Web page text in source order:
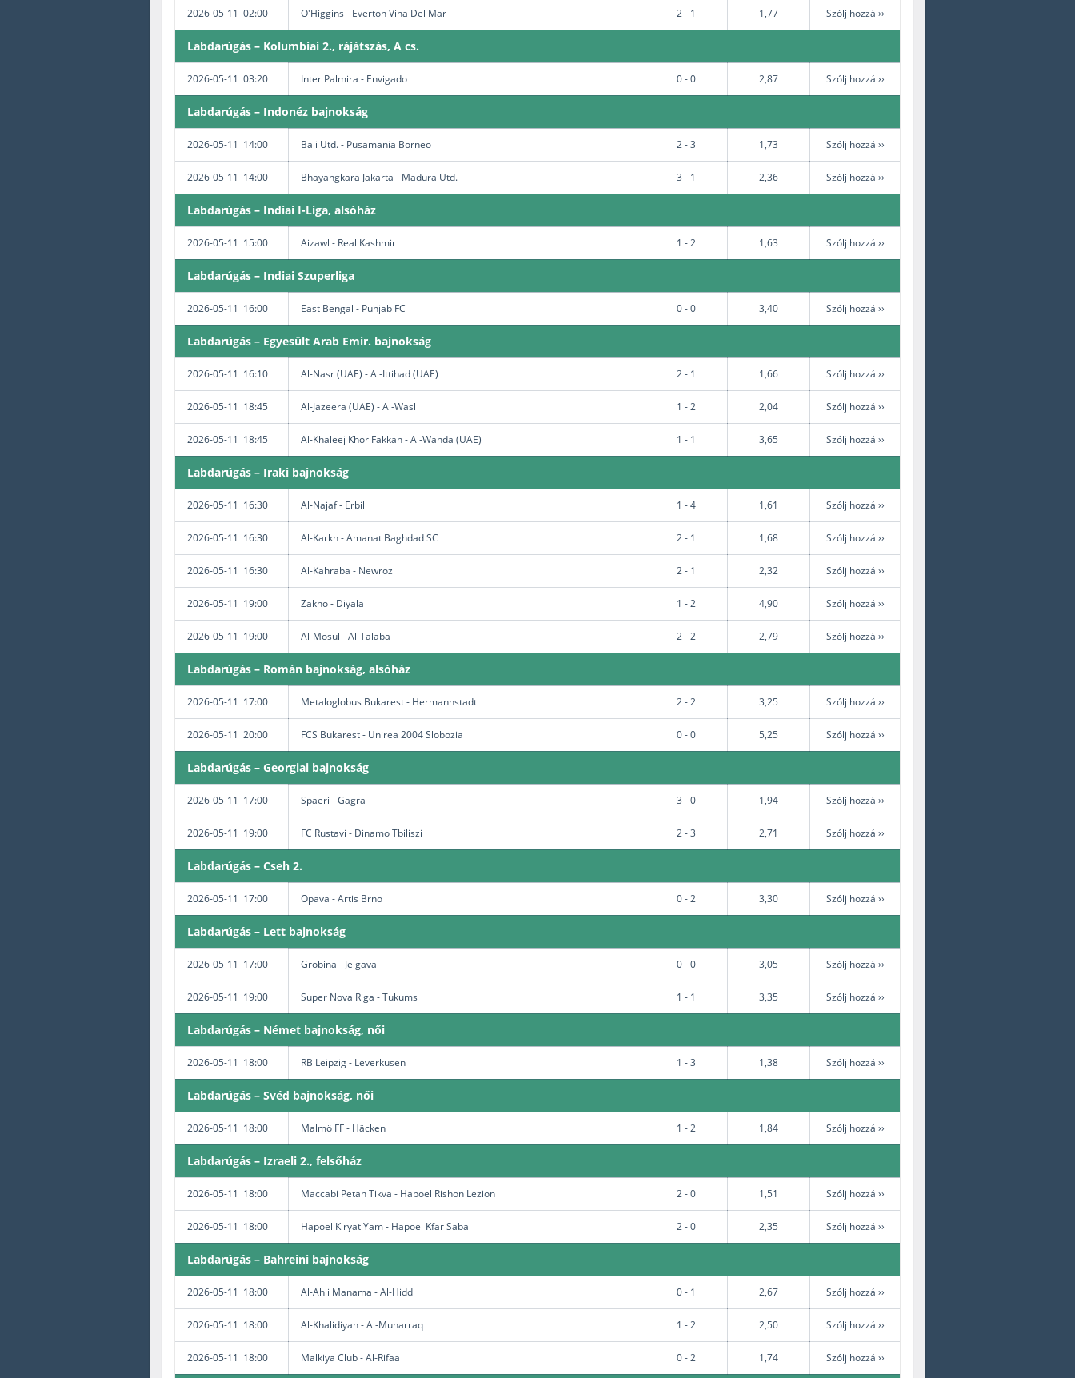
2026-05-11 02:00 O'Higgins - Everton Vina Del Mar 2 - 1 1,77 Szólj hozzá ››
Labdarúgás – Kolumbiai 2., rájátszás, A cs.
2026-05-11 03:20 Inter Palmira - Envigado 0 - 0 2,87 Szólj hozzá ››
Labdarúgás – Indonéz bajnokság
2026-05-11 14:00 Bali Utd. - Pusamania Borneo 2 - 3 1,73 Szólj hozzá ››
2026-05-11 14:00 Bhayangkara Jakarta - Madura Utd. 3 - 1 2,36 Szólj hozzá ››
Labdarúgás – Indiai I-Liga, alsóház
2026-05-11 15:00 Aizawl - Real Kashmir 1 - 2 1,63 Szólj hozzá ››
Labdarúgás – Indiai Szuperliga
2026-05-11 16:00 East Bengal - Punjab FC 0 - 0 3,40 Szólj hozzá ››
Labdarúgás – Egyesült Arab Emir. bajnokság
2026-05-11 16:10 Al-Nasr (UAE) - Al-Ittihad (UAE) 2 - 1 1,66 Szólj hozzá ››
2026-05-11 18:45 Al-Jazeera (UAE) - Al-Wasl 1 - 2 2,04 Szólj hozzá ››
2026-05-11 18:45 Al-Khaleej Khor Fakkan - Al-Wahda (UAE) 1 - 1 3,65 Szólj hozzá ››
Labdarúgás – Iraki bajnokság
2026-05-11 16:30 Al-Najaf - Erbil 1 - 4 1,61 Szólj hozzá ››
2026-05-11 16:30 Al-Karkh - Amanat Baghdad SC 2 - 1 1,68 Szólj hozzá ››
2026-05-11 16:30 Al-Kahraba - Newroz 2 - 1 2,32 Szólj hozzá ››
2026-05-11 19:00 Zakho - Diyala 1 - 2 4,90 Szólj hozzá ››
2026-05-11 19:00 Al-Mosul - Al-Talaba 2 - 2 2,79 Szólj hozzá ››
Labdarúgás – Román bajnokság, alsóház
2026-05-11 17:00 Metaloglobus Bukarest - Hermannstadt 2 - 2 3,25 Szólj hozzá ››
2026-05-11 20:00 FCS Bukarest - Unirea 2004 Slobozia 0 - 0 5,25 Szólj hozzá ››
Labdarúgás – Georgiai bajnokság
2026-05-11 17:00 Spaeri - Gagra 3 - 0 1,94 Szólj hozzá ››
2026-05-11 19:00 FC Rustavi - Dinamo Tbiliszi 2 - 3 2,71 Szólj hozzá ››
Labdarúgás – Cseh 2.
2026-05-11 17:00 Opava - Artis Brno 0 - 2 3,30 Szólj hozzá ››
Labdarúgás – Lett bajnokság
2026-05-11 17:00 Grobina - Jelgava 0 - 0 3,05 Szólj hozzá ››
2026-05-11 19:00 Super Nova Riga - Tukums 1 - 1 3,35 Szólj hozzá ››
Labdarúgás – Német bajnokság, női
2026-05-11 18:00 RB Leipzig - Leverkusen 1 - 3 1,38 Szólj hozzá ››
Labdarúgás – Svéd bajnokság, női
2026-05-11 18:00 Malmö FF - Häcken 1 - 2 1,84 Szólj hozzá ››
Labdarúgás – Izraeli 2., felsőház
2026-05-11 18:00 Maccabi Petah Tikva - Hapoel Rishon Lezion 2 - 0 1,51 Szólj hozzá ››
2026-05-11 18:00 Hapoel Kiryat Yam - Hapoel Kfar Saba 2 - 0 2,35 Szólj hozzá ››
Labdarúgás – Bahreini bajnokság
2026-05-11 18:00 Al-Ahli Manama - Al-Hidd 0 - 1 2,67 Szólj hozzá ››
2026-05-11 18:00 Al-Khalidiyah - Al-Muharraq 1 - 2 2,50 Szólj hozzá ››
2026-05-11 18:00 Malkiya Club - Al-Rifaa 0 - 2 1,74 Szólj hozzá ››